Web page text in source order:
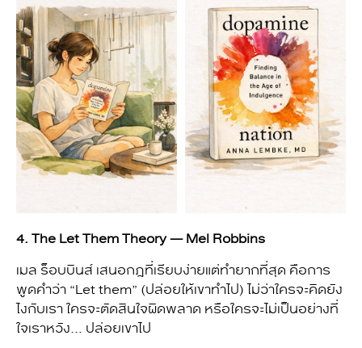
4. The Let Them Theory — Mel Robbins
เมล ร็อบบินส์ เสนอกฎที่เรียบง่ายแต่ทำยากที่สุด คือการ
พูดคำว่า “Let them” (ปล่อยให้เขาทำไป) ไม่ว่าใครจะคิดยัง
ไงกับเรา ใครจะตัดสินใจผิดพลาด หรือใครจะไม่เป็นอย่างที่
ใจเราหวัง… ปล่อยเขาไป